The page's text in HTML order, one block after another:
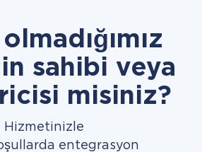
sahibi veya
misiniz?
Hizmetinizle
entegrasyon